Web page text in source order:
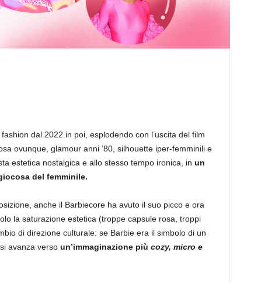
dal 2022 in poi, esplodendo con l’uscita del film
ovunque, glamour anni ’80, silhouette iper-femminili e
estetica nostalgica e allo stesso tempo ironica, in un
del femminile.
anche il Barbiecore ha avuto il suo picco e ora
la saturazione estetica (troppe capsule rosa, troppi
di direzione culturale: se Barbie era il simbolo di un
avanza verso un’immaginazione più cozy, micro e